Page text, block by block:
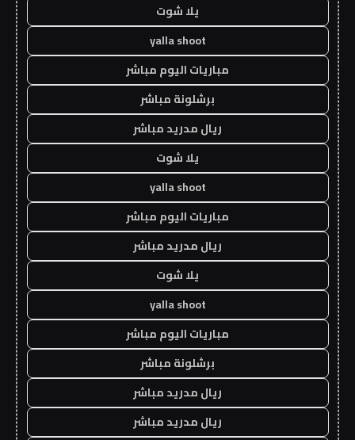
يلا شوت
yalla shoot
مباريات اليوم مباشر
برشلونة مباشر
ريال مدريد مباشر
يلا شوت
yalla shoot
مباريات اليوم مباشر
ريال مدريد مباشر
يلا شوت
yalla shoot
مباريات اليوم مباشر
برشلونة مباشر
ريال مدريد مباشر
ريال مدريد مباشر